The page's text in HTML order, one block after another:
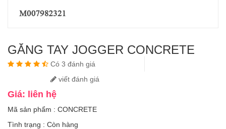
GĂNG TAY JOGGER CONCRETE
Có 3 đánh giá
viết đánh giá
Giá: liên hệ
Mã sản phẩm : CONCRETE
Tình trạng : Còn hàng